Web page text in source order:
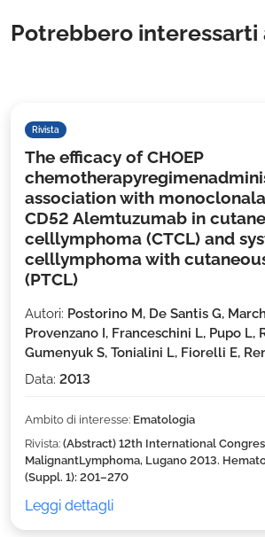
Potrebbero interessarti
Rivista
The efficacy of CHOEP
association with
CD52 Alemtuzumab in
celllymphoma (CTCL) and
celllymphoma with
(PTCL)
Autori: Postorino M, De Santis G,
Provenzano I, Franceschini L, Pupo L,
Gumenyuk S, Tonialini L, Fiorelli E,
Data: 2013
Ambito di interesse: Ematologia
Rivista: (Abstract) 12th International
MalignantLymphoma, Lugano 2013.
(Suppl. 1): 201–270
Leggi dettagli